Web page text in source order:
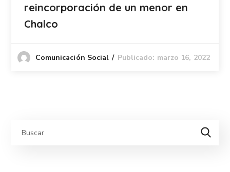
reincorporación de un menor en
Chalco
Comunicación Social Publicado: marzo 16, 2022